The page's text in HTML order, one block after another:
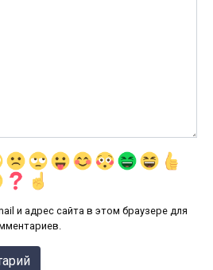
и адрес сайта в этом браузере для